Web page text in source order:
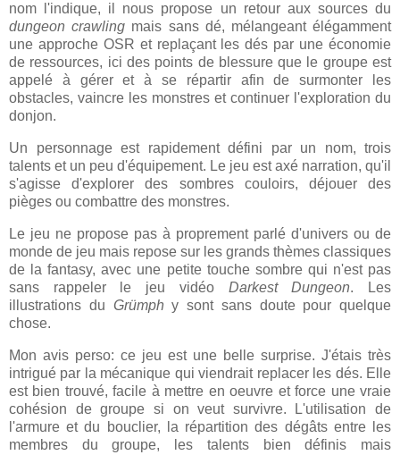
nom l'indique, il nous propose un retour aux sources du
dungeon crawling mais sans dé, mélangeant élégamment
une approche OSR et replaçant les dés par une économie
de ressources, ici des points de blessure que le groupe est
appelé à gérer et à se répartir afin de surmonter les
obstacles, vaincre les monstres et continuer l'exploration du
donjon.
Un personnage est rapidement défini par un nom, trois
talents et un peu d'équipement. Le jeu est axé narration, qu'il
s'agisse d'explorer des sombres couloirs, déjouer des
pièges ou combattre des monstres.
Le jeu ne propose pas à proprement parlé d'univers ou de
monde de jeu mais repose sur les grands thèmes classiques
de la fantasy, avec une petite touche sombre qui n'est pas
sans rappeler le jeu vidéo Darkest Dungeon. Les
illustrations du Grümphy sont sans doute pour quelque
chose.
Mon avis perso: ce jeu est une belle surprise. J'étais très
intrigué par la mécanique qui viendrait replacer les dés. Elle
est bien trouvé, facile à mettre en oeuvre et force une vraie
cohésion de groupe si on veut survivre. L'utilisation de
l'armure et du bouclier, la répartition des dégâts entre les
membres du groupe, les talents bien définis mais